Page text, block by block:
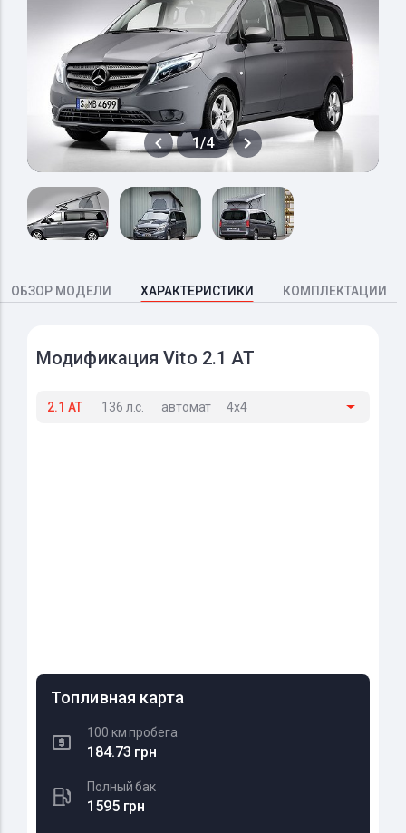
1/4
ОБЗОР МОДЕЛИ ХАРАКТЕРИСТИКИ КОМПЛЕКТАЦИИ
Модификация Vito 2.1 AT
2.1 AT 136 л.с. автомат 4x4
Топливная карта
100 км пробега
184.73 грн
Полный бак
1595 грн